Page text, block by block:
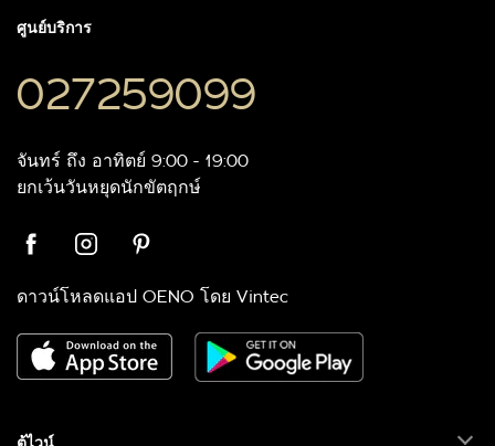
ศูนย์บริการ
027259099
จันทร์ ถึง อาทิตย์ 9:00 - 19:00
ยกเว้นวันหยุดนักขัตฤกษ์
ดาวน์โหลดแอป OENO โดย Vintec